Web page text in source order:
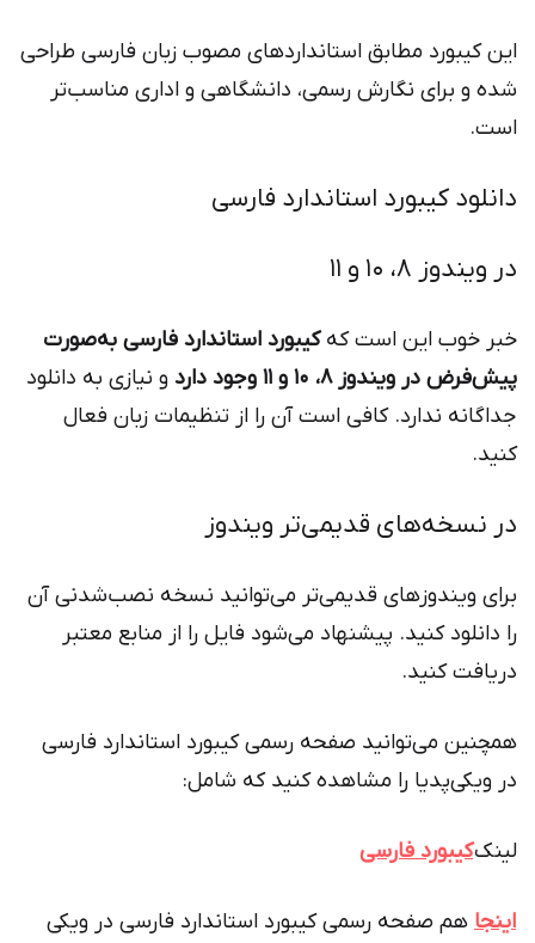
این کیبورد مطابق استانداردهای مصوب زبان فارسی طراحی
شده و برای نگارش رسمی، دانشگاهی و اداری مناسب‌تر
است.
دانلود کیبورد استاندارد فارسی
در ویندوز 8، 10 و 11
خبر خوب این است کهکیبورد استاندارد فارسی به‌صورت
پیش‌فرض در ویندوز 8، 10 و 11 وجود دارد
و نیازی به دانلود
جداگانه ندارد. کافی است آن را از تنظیمات زبان فعال
کنید.
در نسخه‌های قدیمی‌تر ویندوز
برای ویندوزهای قدیمی‌تر می‌توانید نسخه نصب‌شدنی آن
را دانلود کنید. پیشنهاد می‌شود فایل را از منابع معتبر
دریافت کنید.
همچنین می‌توانید صفحه رسمی کیبورد استاندارد فارسی
در ویکی‌پدیا را مشاهده کنید که شامل:
لینککیبورد فارسی
اینجا هم صفحه رسمی کیبورد استاندارد فارسی در ویکی